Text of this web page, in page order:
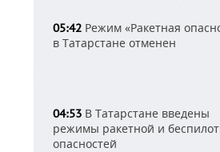
05:42 Режим «Ракетная
в Татарстане отменен
04:53 В Татарстане введены
режимы ракетной и
опасностей